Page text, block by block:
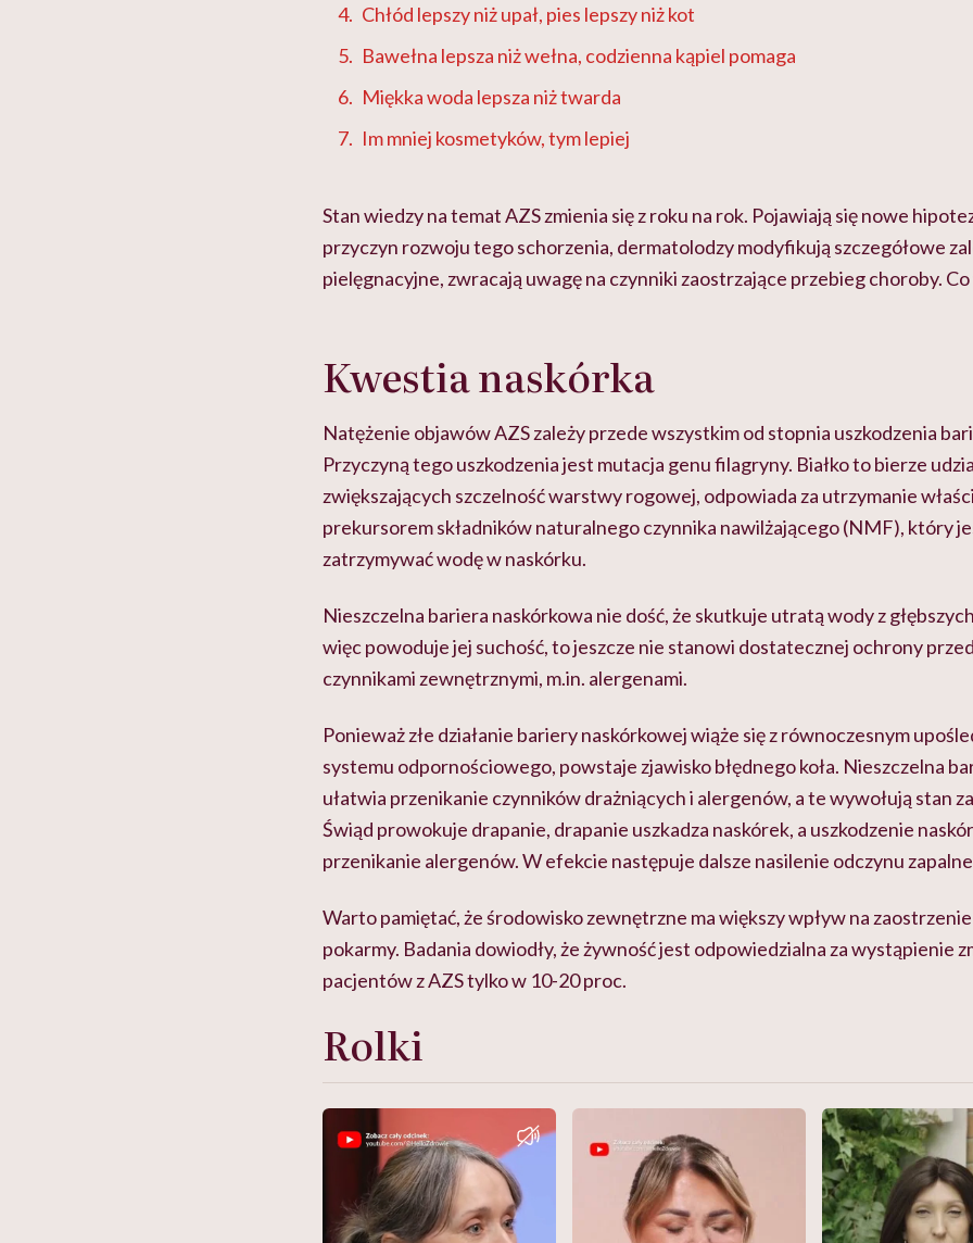
Chłód lepszy niż upał, pies lepszy niż kot
Bawełna lepsza niż wełna, codzienna kąpiel pomaga
Miękka woda lepsza niż twarda
Im mniej kosmetyków, tym lepiej
Stan wiedzy na temat AZS zmienia się z roku na rok. Pojawiają się nowe
przyczyn rozwoju tego schorzenia, dermatolodzy modyfikują szczegółowe
pielęgnacyjne, zwracają uwagę na czynniki zaostrzające przebieg choroby. Co
Kwestia naskórka
Natężenie objawów AZS zależy przede wszystkim od stopnia uszkodzenia
Przyczyną tego uszkodzenia jest mutacja genu filagryny. Białko to bierze
zwiększających szczelność warstwy rogowej, odpowiada za utrzymanie
prekursorem składników naturalnego czynnika nawilżającego (NMF), który
zatrzymywać wodę w naskórku.
Nieszczelna bariera naskórkowa nie dość, że skutkuje utratą wody z
więc powoduje jej suchość, to jeszcze nie stanowi dostatecznej ochrony
czynnikami zewnętrznymi, m.in. alergenami.
Ponieważ złe działanie bariery naskórkowej wiąże się z równoczesnym
systemu odpornościowego, powstaje zjawisko błędnego koła. Nieszczelna
ułatwia przenikanie czynników drażniących i alergenów, a te wywołują stan
Świąd prowokuje drapanie, drapanie uszkadza naskórek, a uszkodzenie
przenikanie alergenów. W efekcie następuje dalsze nasilenie odczynu
Warto pamiętać, że środowisko zewnętrzne ma większy wpływ na
pokarmy. Badania dowiodły, że żywność jest odpowiedzialna za wystąpienie
pacjentów z AZS tylko w 10-20 proc.
Rolki